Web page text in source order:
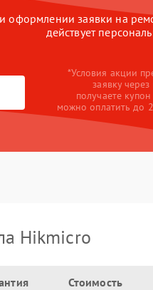
оформлении заявки на
действует
*Условия акции
заявку
получаете
можно оплатить до
Hikmicro
Стоимость